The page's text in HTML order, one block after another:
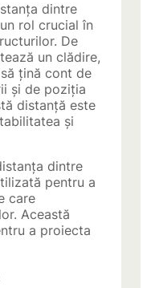
dintre
rol crucial în
De
un clădire,
țină cont de
și de poziția
distanță este
și
dintre
pentru a
care
Această
a proiecta